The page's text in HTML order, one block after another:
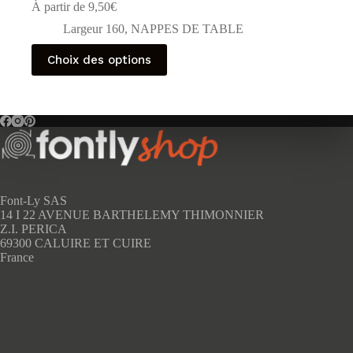
À partir de 9,50€
Largeur 160, NAPPES DE TABLE
Choix des options
Ce
produit
a
Les
options
peuvent
être
la
page
du
produit
Font-Ly SAS
14 I 22 AVENUE BARTHELEMY THIMONNIER
Z.I. PERICA
69300 CALUIRE ET CUIRE
France